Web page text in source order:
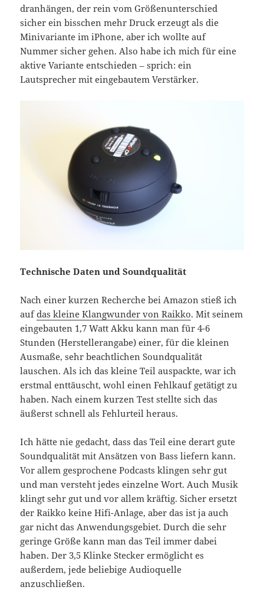
dranhängen, der rein vom Größenunterschied
sicher ein bisschen mehr Druck erzeugt als die
Minivariante im iPhone, aber ich wollte auf
Nummer sicher gehen. Also habe ich mich für eine
aktive Variante entschieden – sprich: ein
Lautsprecher mit eingebautem Verstärker.
Technische Daten und Soundqualität
Nach einer kurzen Recherche bei Amazon stieß ich
aufdas kleine Klangwunder von Raikko. Mit seinem
eingebauten 1,7 Watt Akku kann man für 4-6
Stunden (Herstellerangabe) einer, für die kleinen
Ausmaße, sehr beachtlichen Soundqualität
lauschen. Als ich das kleine Teil auspackte, war ich
erstmal enttäuscht, wohl einen Fehlkauf getätigt zu
haben. Nach einem kurzen Test stellte sich das
äußerst schnell als Fehlurteil heraus.
Ich hätte nie gedacht, dass das Teil eine derart gute
Soundqualität mit Ansätzen von Bass liefern kann.
Vor allem gesprochene Podcasts klingen sehr gut
und man versteht jedes einzelne Wort. Auch Musik
klingt sehr gut und vor allem kräftig. Sicher ersetzt
der Raikko keine Hifi-Anlage, aber das ist ja auch
gar nicht das Anwendungsgebiet. Durch die sehr
geringe Größe kann man das Teil immer dabei
haben. Der 3,5 Klinke Stecker ermöglicht es
außerdem, jede beliebige Audioquelle
anzuschließen.